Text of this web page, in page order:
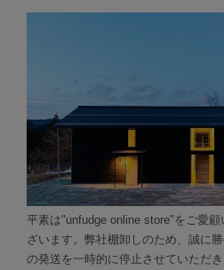
平素は"unfudge online store"をご愛
ざいます。弊社棚卸しのため、誠に
の発送を一時的に停止させていただ